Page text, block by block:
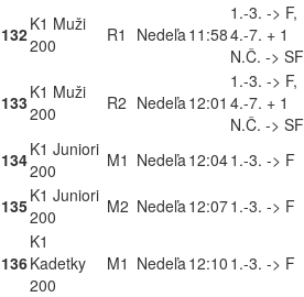
132K1 Muži
200
R1 Nedeľa11:58
1.-3. -> F,
4.-7. + 1
N.Č. -> SF
133K1 Muži
200
R2 Nedeľa12:01
1.-3. -> F,
4.-7. + 1
N.Č. -> SF
134K1 Juniori
200
M1 Nedeľa12:041.-3. -> F
135K1 Juniori
200
M2 Nedeľa12:071.-3. -> F
136
K1
Kadetky
200
M1 Nedeľa12:10 1.-3. -> F